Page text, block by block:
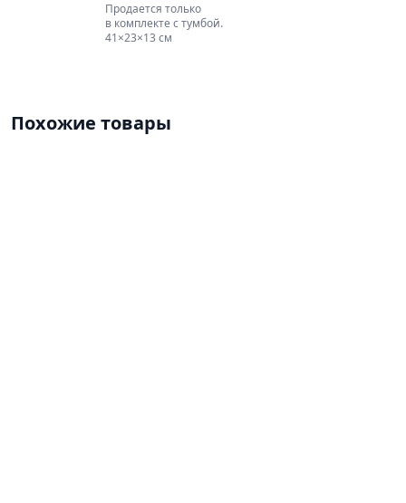
Продается только
в комплекте с тумбой.
41×23×13 см
Похожие товары